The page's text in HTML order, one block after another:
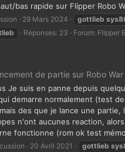
bas rapide sur Flipper Robo
29 Mars 2024 gottlieb
Réponses: 23 Forum: Flipper
de partie sur Robo War
Je suis en panne depuis
demarre normalement (test
des que je lance une partie,
n'ont aucunes reaction,
fonctionne (rom ok test
20 Avril 2021 gottlieb